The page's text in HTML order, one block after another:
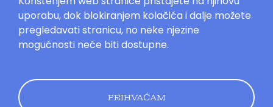
Mood.hr©2023. Sva prava zadržana.
korištenja
Politika kolačića
Pravila
privatnosti
uporabu, dok blokiranjem kolačića i dalje možete
pregledavati stranicu, no neke njezine
mogućnosti neće biti dostupne.
PRIHVAĆAM